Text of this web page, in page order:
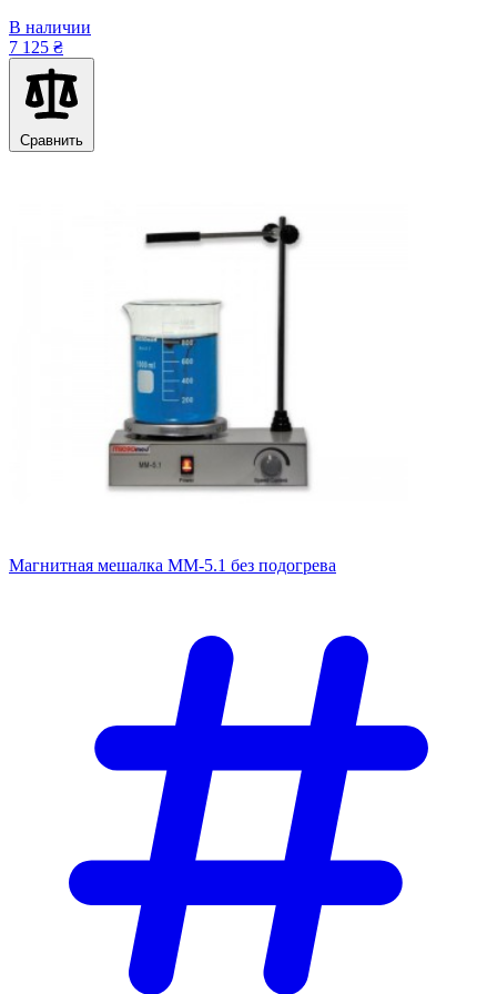
В наличии
7 125 ₴
Сравнить
Магнитная мешалка ММ-5.1 без подогрева